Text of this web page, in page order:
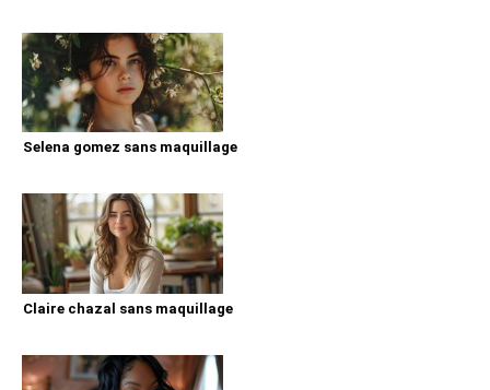
Selena gomez sans maquillage
Claire chazal sans maquillage